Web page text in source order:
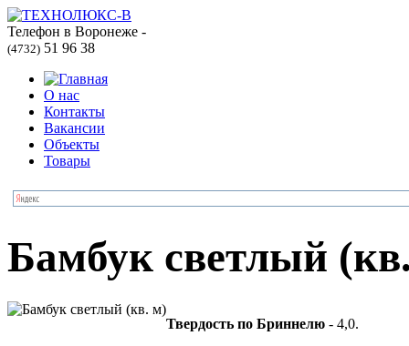
Телефон в Воронеже -
(4732) 51 96 38
О нас
Контакты
Вакансии
Объекты
Товары
Бамбук светлый
Твердость по Бриннелю - 4,0.